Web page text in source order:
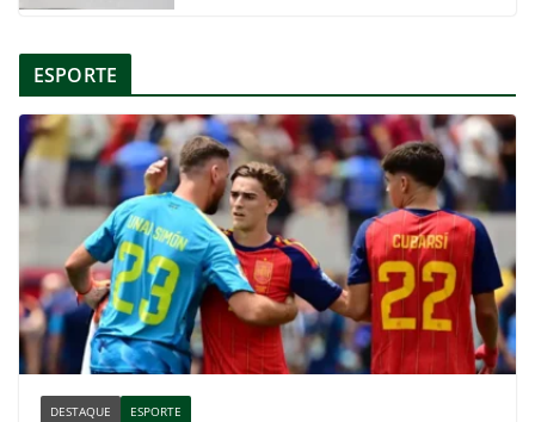
ESPORTE
DESTAQUE ESPORTE